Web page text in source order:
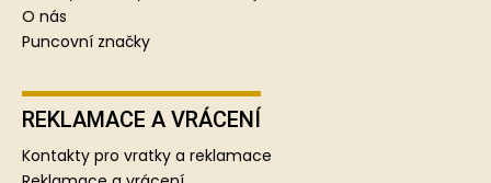
O nás
Puncovní značky
REKLAMACE A VRÁCENÍ
Kontakty pro vratky a reklamace